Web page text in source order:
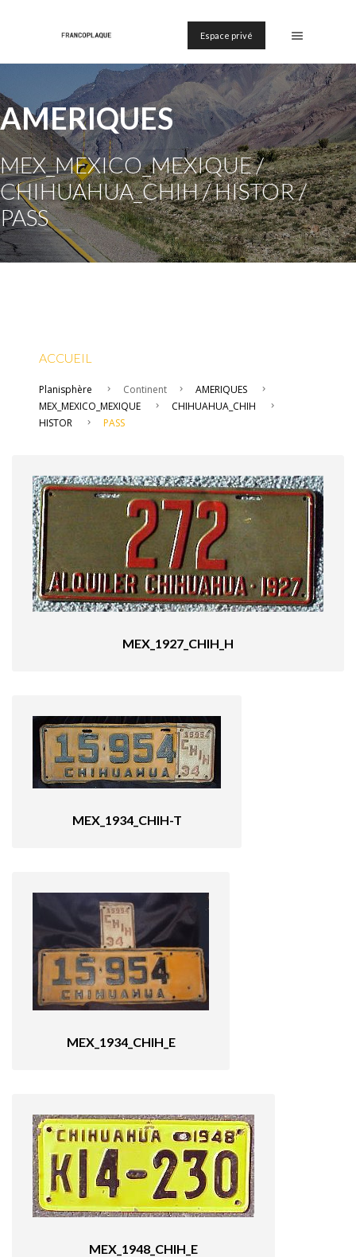
Espace privé
AMERIQUES
MEX_MEXICO_MEXIQUE /
CHIHUAHUA_CHIH / HISTOR /
PASS
ACCUEIL
Planisphère Continent
AMERIQUES
MEX_MEXICO_MEXIQUE
CHIHUAHUA_CHIH
HISTOR
PASS
MEX_1927_CHIH_H
MEX_1934_CHIH-T
MEX_1934_CHIH_E
MEX_1948_CHIH_E